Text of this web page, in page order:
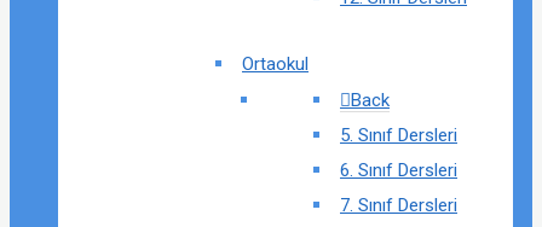
Ortaokul
Back
5. Sınıf Dersleri
6. Sınıf Dersleri
7. Sınıf Dersleri